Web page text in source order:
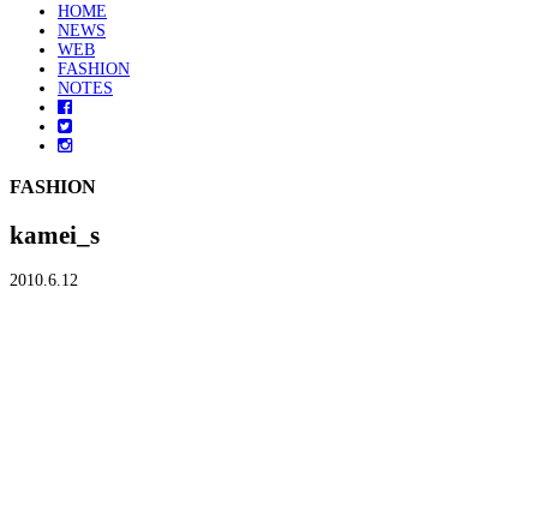
HOME
NEWS
WEB
FASHION
NOTES
FASHION
kamei_s
2010.6.12